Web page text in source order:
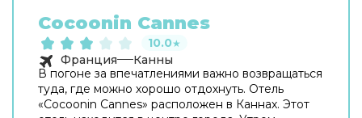
Cocoonin Cannes
10.0★
Франция
Канны
В погоне за впечатлениями важно возвращаться
туда, где можно хорошо отдохнуть. Отель
«Cocoonin Cannes» расположен в Каннах. Этот